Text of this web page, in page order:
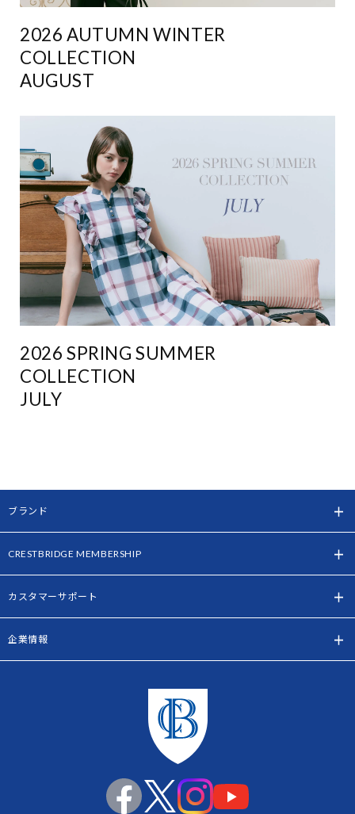
2026 AUTUMN WINTER
COLLECTION
AUGUST
2026 SPRING SUMMER
COLLECTION
JULY
ブランド
CRESTBRIDGE MEMBERSHIP
カスタマーサポート
企業情報